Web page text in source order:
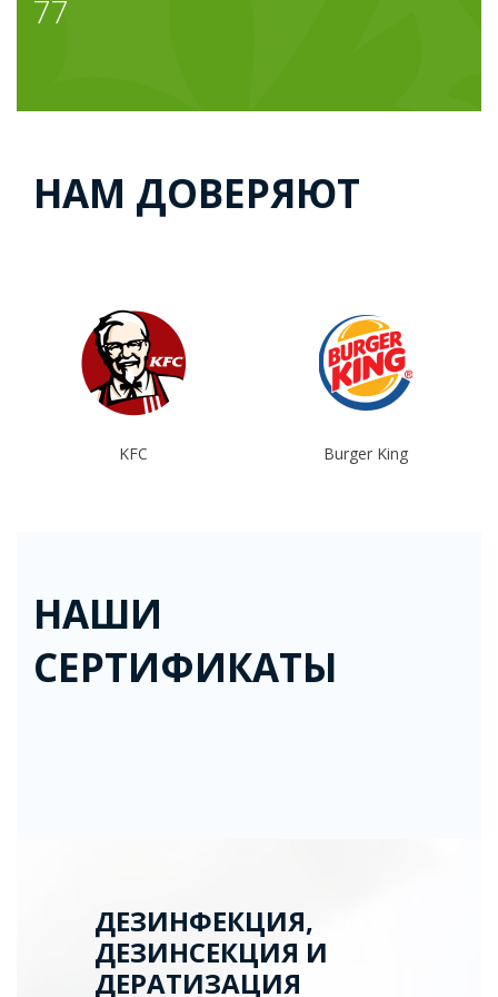
77
НАМ ДОВЕРЯЮТ
Burger King CostaCoffe
НАШИ
СЕРТИФИКАТЫ
ДЕЗИНФЕКЦИЯ,
ДЕЗИНСЕКЦИЯ И
ДЕРАТИЗАЦИЯ